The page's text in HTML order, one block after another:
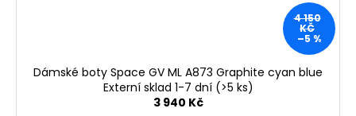
4 150
KČ
–5 %
Dámské boty Space GV ML A873 Graphite cyan blue
Externí sklad 1-7 dní (>5 ks)
3 940 Kč